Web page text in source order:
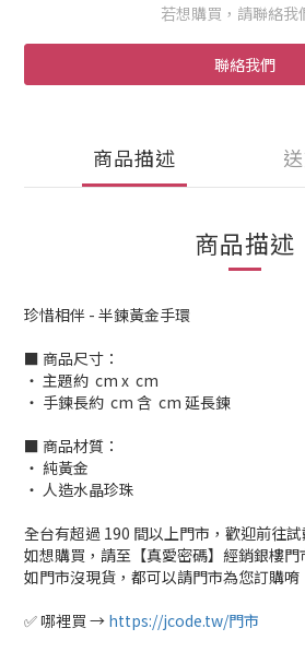
若想購買，請聯絡我
聯絡我們
商品描述
商品描述
珍惜相伴 - 半鍊黃金手環
■ 商品尺寸：
‧ 主題約 cm x cm
‧ 手鍊長約 cm 含 cm 延長鍊
■ 商品材質：
‧ 純黃金
‧ 人造水晶珍珠
全台有超過 190 間以上門市，歡迎前往試
如想購買，請至【真愛密碼】經銷銀樓門
如門市沒現貨，都可以請門市為您訂購唷
✅ 哪裡買 → https://jcode.tw/門市